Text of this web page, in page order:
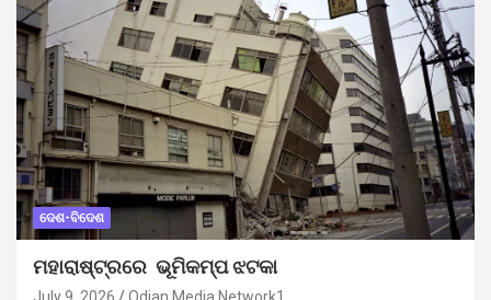
ଦେଶ-ବିଦେଶ
ମହାରାଷ୍ଟ୍ରରେ ଭୂମିକମ୍ପ ଝଟକା